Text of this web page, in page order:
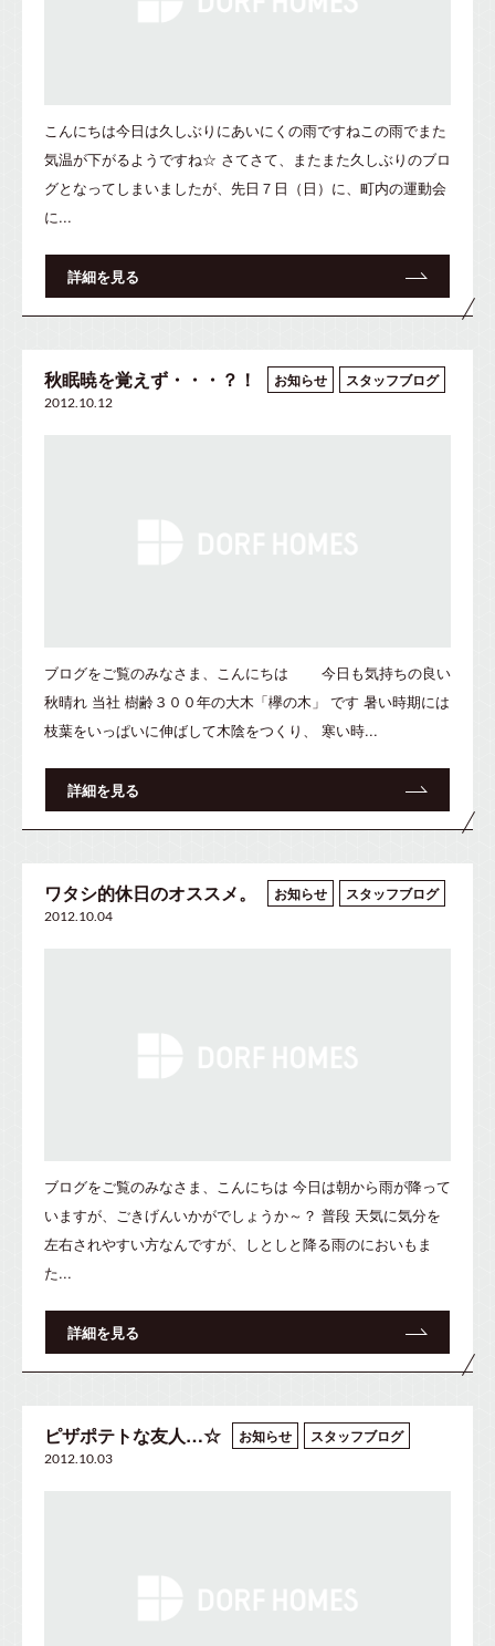
こんにちは今日は久しぶりにあいにくの雨ですねこの雨でまた
気温が下がるようですね☆ さてさて、またまた久しぶりのブロ
グとなってしまいましたが、先日７日（日）に、町内の運動会
に...
詳細を見る
秋眠暁を覚えず・・・？！ お知らせ スタッフブログ
2012.10.12
ブログをご覧のみなさま、こんにちは 今日も気持ちの良い
秋晴れ 当社 樹齢３００年の大木「欅の木」 です 暑い時期には
枝葉をいっぱいに伸ばして木陰をつくり、 寒い時...
詳細を見る
ワタシ的休日のオススメ。 お知らせ スタッフブログ
2012.10.04
ブログをご覧のみなさま、こんにちは 今日は朝から雨が降って
いますが、ごきげんいかがでしょうか～？ 普段 天気に気分を
左右されやすい方なんですが、しとしと降る雨のにおいもま
た...
詳細を見る
ピザポテトな友人…☆ お知らせ スタッフブログ
2012.10.03